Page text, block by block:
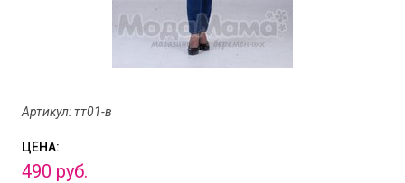
Артикул: тт01-в
ЦЕНА:
490 руб.